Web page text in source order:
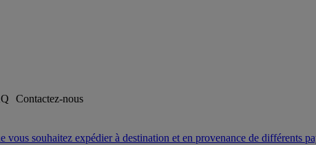
Contactez-nous
souhaitez expédier à destination et en provenance de différents